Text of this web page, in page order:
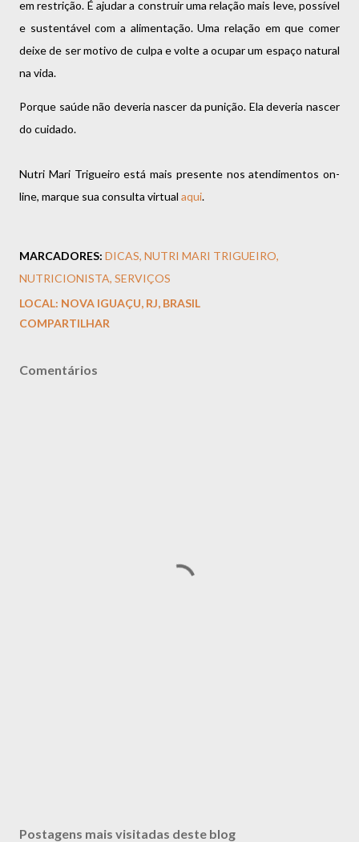
em restrição. É ajudar a construir uma relação mais leve, possível
e sustentável com a alimentação. Uma relação em que comer
deixe de ser motivo de culpa e volte a ocupar um espaço natural
na vida.
Porque saúde não deveria nascer da punição. Ela deveria nascer
do cuidado.
Nutri Mari Trigueiro está mais presente nos atendimentos on-
line, marque sua consulta virtual aqui.
MARCADORES: DICAS NUTRI MARI TRIGUEIRO
NUTRICIONISTA SERVIÇOS
LOCAL: NOVA IGUAÇU, RJ, BRASIL
COMPARTILHAR
Comentários
Postagens mais visitadas deste blog